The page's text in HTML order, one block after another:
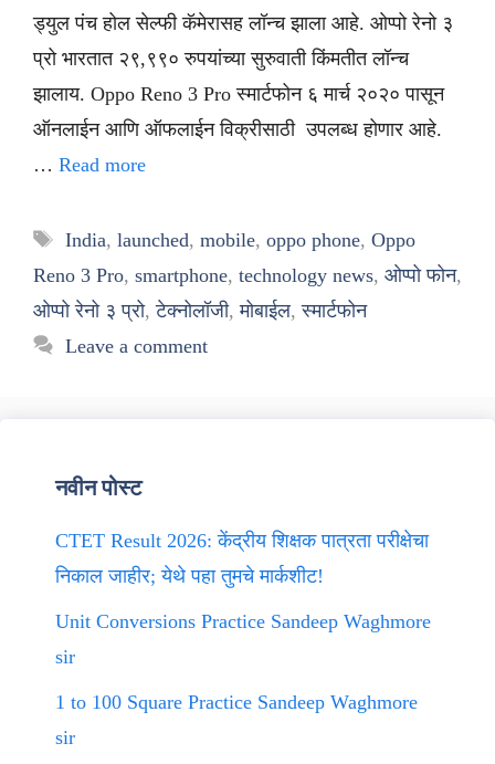
ड्युल पंच होल सेल्फी कॅमेरासह लॉन्च झाला आहे. ओप्पो रेनो ३
प्रो भारतात २९,९९० रुपयांच्या सुरुवाती किंमतीत लॉन्च
झालाय. Oppo Reno 3 Pro स्मार्टफोन ६ मार्च २०२० पासून
ऑनलाईन आणि ऑफलाईन विक्रीसाठी उपलब्ध होणार आहे.
… Read more
Tags
India, launched, mobile, oppo phone, Oppo
Reno 3 Pro, smartphone, technology news, ओप्पो फोन,
ओप्पो रेनो ३ प्रो,टेक्नोलॉजी,मोबाईल,स्मार्टफोन
Leave a comment
नवीन पोस्ट
CTET Result 2026: केंद्रीय शिक्षक पात्रता परीक्षेचा
निकाल जाहीर; येथे पहा तुमचे मार्कशीट!
Unit Conversions Practice Sandeep Waghmore
sir
1 to 100 Square Practice Sandeep Waghmore
sir